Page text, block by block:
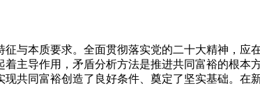
与本质要求。全面贯彻落实党的二十大精神，应
主导作用，矛盾分析方法是推进共同富裕的根本
共同富裕创造了良好条件、奠定了坚实基础。在